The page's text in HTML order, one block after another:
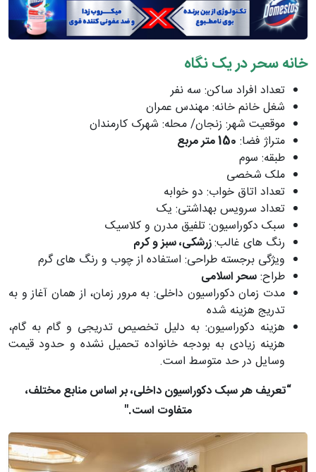
خانه سحر در یک نگاه
تعداد افراد ساکن: سه نفر
شغل خانم خانه: مهندس عمران
موقعیت شهر: زنجان/ محله: شهرک کارمندان
متراژ فضا: 150 متر مربع
طبقه: سوم
ملک شخصی
تعداد اتاق خواب: دو خوابه
تعداد سرویس بهداشتی: یک
سبک دکوراسیون: تلفیق مدرن و کلاسیک
رنگ های غالب:زرشکی، سبز و کرم
ویژگی برجسته طراحی: استفاده از چوب و رنگ های گرم
طراح:سحر اسلامی
مدت زمان دکوراسیون داخلی: به مرور زمان، از همان آغاز و به
تدریج هزینه شده
هزینه دکوراسیون: به دلیل تخصیص تدریجی و گام به گام،
هزینه زیادی به بودجه خانواده تحمیل نشده و حدود قیمت
وسایل در حد متوسط است.
“تعریف هر سبک دکوراسیون داخلی، بر اساس منابع مختلف،
متفاوت است."